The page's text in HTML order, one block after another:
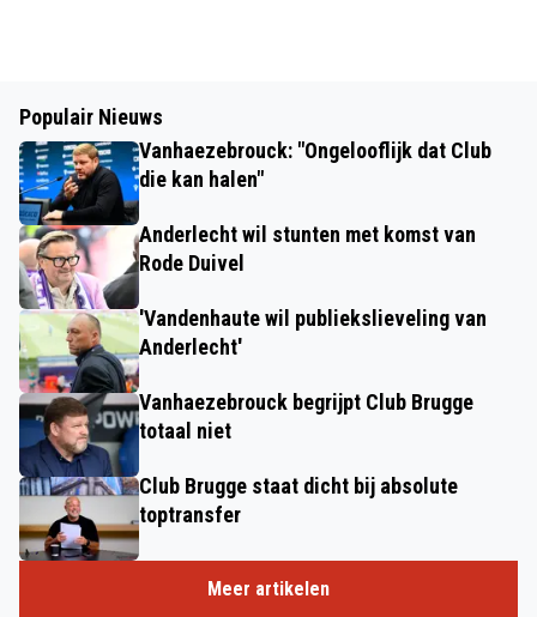
Populair Nieuws
Vanhaezebrouck: "Ongelooflijk dat Club
die kan halen"
Anderlecht wil stunten met komst van
Rode Duivel
'Vandenhaute wil publiekslieveling van
Anderlecht'
Vanhaezebrouck begrijpt Club Brugge
totaal niet
Club Brugge staat dicht bij absolute
toptransfer
Meer artikelen